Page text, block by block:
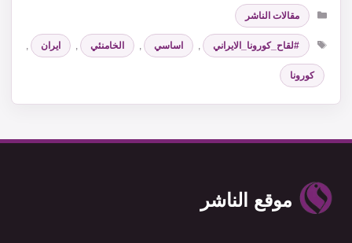
التصنيفات
مقالات الناشر
الوسوم
#لقاح_كورونا_الايراني اساسي الخامنئي ايران
كورونا
موقع الناشر